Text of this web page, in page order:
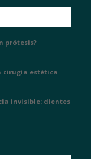
prótesis?
cirugía estética
invisible: dientes